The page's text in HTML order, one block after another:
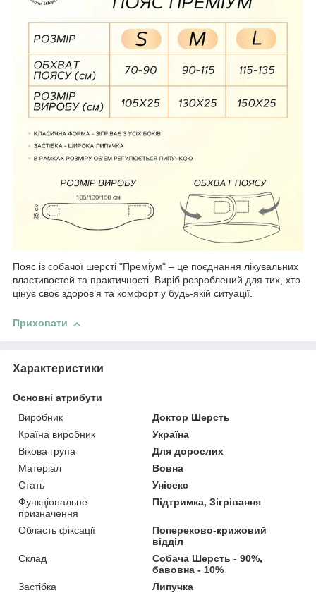
Пояс із собачої шерсті "Преміум" – це поєднання лікувальних
властивостей та практичності. Виріб розроблений для тих, хто
цінує своє здоров’я та комфорт у будь-якій ситуації.
Приховати
Характеристики
Основні атрибути
Виробник
Доктор Шерсть
Країна виробник
Україна
Вікова група
Для дорослих
Матеріал
Вовна
Стать
Унісекс
Функціональне
призначення
Підтримка, Зігрівання
Область фіксації
Попереково-крижовий
відділ
Склад
Собача Шерсть - 90%,
бавовна - 10%
Застібка
Липучка